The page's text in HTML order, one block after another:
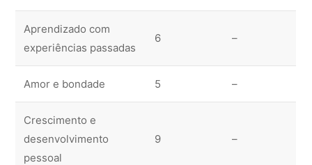
Aprendizado com
experiências passadas
6 –
Amor e bondade 5 –
Crescimento e
desenvolvimento
pessoal
9 –